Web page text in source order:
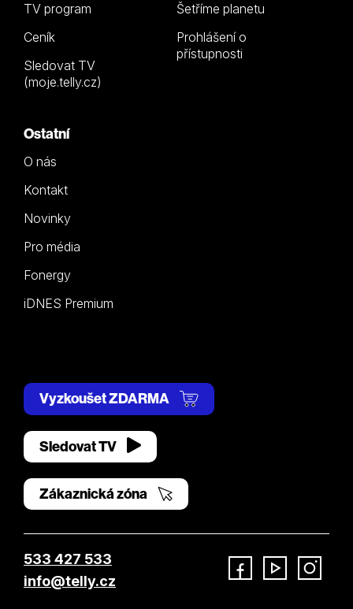
TV program
Ceník
Sledovat TV
(moje.telly.cz)
Šetříme planetu
Prohlášení o
přístupnosti
Ostatní
O nás
Kontakt
Novinky
Pro média
Fonergy
iDNES Premium
Vyzkoušet ZDARMA
Sledovat TV
Zákaznická zóna
533 427 533
info@telly.cz